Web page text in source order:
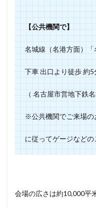
【公共機関で】
名城線（名港方面）
下車 出口より徒歩 約5
（ 名古屋市営地下鉄
※公共機関でご来場の
に従ってゲージなど
会場の広さは約10,000平米